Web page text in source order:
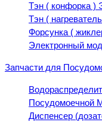
Тэн ( конфорка )
Тэн (
Форсунка (
Электронный
Запчасти для
Посудомоечной
Диспенсер